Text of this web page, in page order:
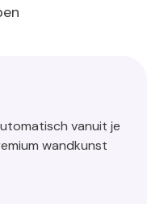
vanuit je
wandkunst